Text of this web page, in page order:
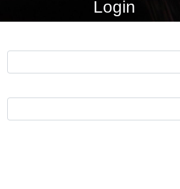
Login